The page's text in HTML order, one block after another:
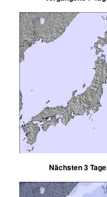
Nächsten 3 Tage